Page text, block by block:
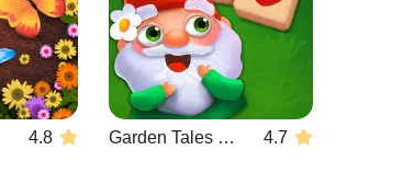
4.8 Garden Tales Mahjong 4.7